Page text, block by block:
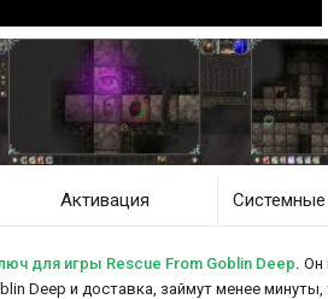
Активация Системные
для игры Rescue From Goblin Deep. Он
Deep и доставка, займут менее